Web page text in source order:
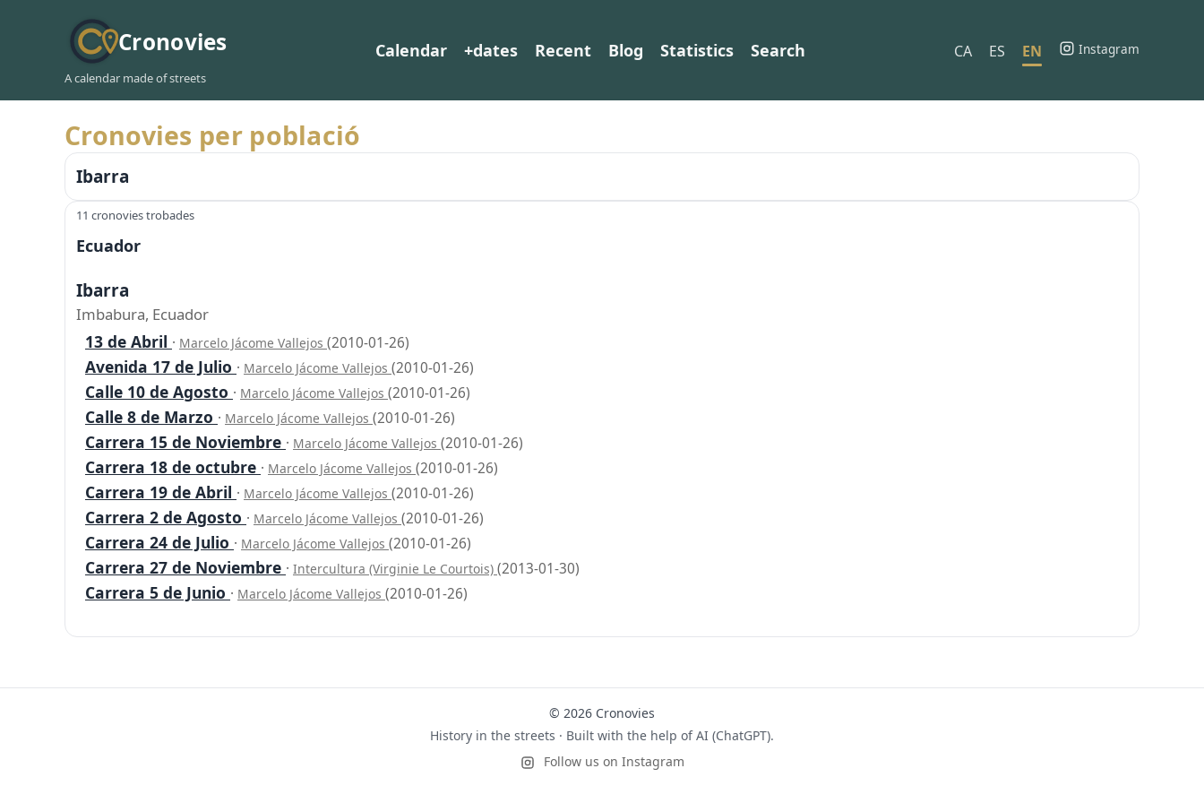
Cronovies
A calendar made of streets
Calendar +dates Recent Blog Statistics Search CA ES EN Instagram
Cronovies per població
Ibarra
11 cronovies trobades
Ecuador
Ibarra
Imbabura, Ecuador
13 de Abril · Marcelo Jácome Vallejos (2010-01-26)
Avenida 17 de Julio · Marcelo Jácome Vallejos (2010-01-26)
Calle 10 de Agosto · Marcelo Jácome Vallejos (2010-01-26)
Calle 8 de Marzo · Marcelo Jácome Vallejos (2010-01-26)
Carrera 15 de Noviembre · Marcelo Jácome Vallejos (2010-01-26)
Carrera 18 de octubre · Marcelo Jácome Vallejos (2010-01-26)
Carrera 19 de Abril · Marcelo Jácome Vallejos (2010-01-26)
Carrera 2 de Agosto · Marcelo Jácome Vallejos (2010-01-26)
Carrera 24 de Julio · Marcelo Jácome Vallejos (2010-01-26)
Carrera 27 de Noviembre · Intercultura (Virginie Le Courtois) (2013-01-30)
Carrera 5 de Junio · Marcelo Jácome Vallejos (2010-01-26)
© 2026 Cronovies
History in the streets · Built with the help of AI (ChatGPT).
Follow us on Instagram